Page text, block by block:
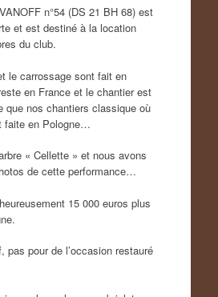
n°54 (DS 21 BH 68) est
et est destiné à la location
du club.
le carrossage sont fait en
en France et le chantier est
que nos chantiers classique où
faite en Pologne…
« Cellette » et nous avons
de cette performance…
15 000 euros plus
pas pour de l’occasion restauré